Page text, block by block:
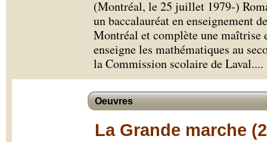
(Montréal, le 25 juillet 1979-)
un baccalauréat en enseignement
Montréal et complète une
enseigne les mathématiques au
la Commission scolaire de Laval....
Oeuvres
La Grande marche